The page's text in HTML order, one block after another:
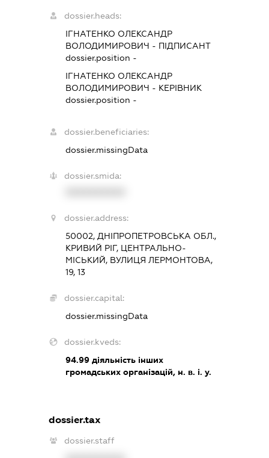
dossier.heads:
ІГНАТЕНКО ОЛЕКСАНДР
ВОЛОДИМИРОВИЧ - ПІДПИСАНТ
dossier.position -
ІГНАТЕНКО ОЛЕКСАНДР
ВОЛОДИМИРОВИЧ - КЕРІВНИК
dossier.position -
dossier.beneficiaries:
dossier.missingData
dossier.smida:
dossier.address:
50002, ДНІПРОПЕТРОВСЬКА ОБЛ.,
КРИВИЙ РІГ, ЦЕНТРАЛЬНО-
МІСЬКИЙ, ВУЛИЦЯ ЛЕРМОНТОВА,
19, 13
dossier.capital:
dossier.missingData
dossier.kveds:
94.99 діяльність інших
громадських організацій, н. в. і. у.
dossier.tax
dossier.staff